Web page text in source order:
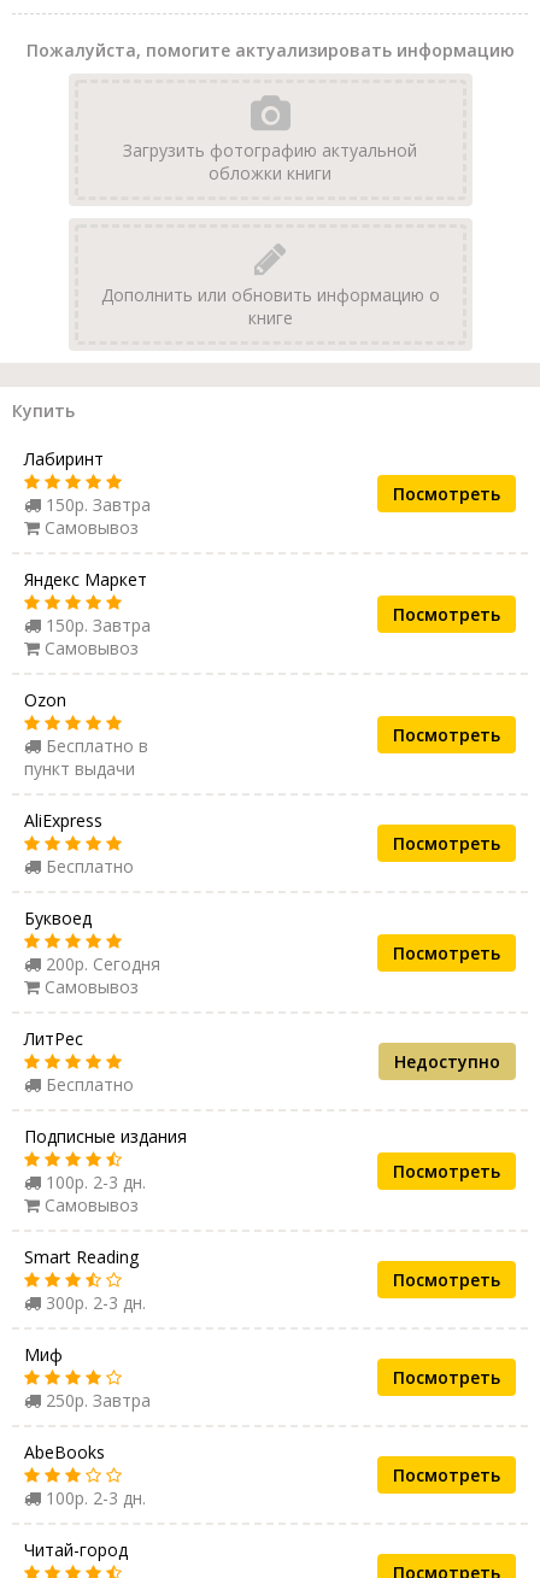
Пожалуйста, помогите актуализировать информацию
Загрузить фотографию актуальной
обложки книги
Дополнить или обновить информацию о
книге
Купить
Лабиринт
150р. Завтра
Самовывоз
Посмотреть
Яндекс Маркет
150р. Завтра
Самовывоз
Посмотреть
Ozon
Бесплатно в
пункт выдачи
Посмотреть
AliExpress
Бесплатно
Посмотреть
Буквоед
200р. Сегодня
Самовывоз
Посмотреть
ЛитРес
Бесплатно
Недоступно
Подписные издания
100р. 2-3 дн.
Самовывоз
Посмотреть
Smart Reading
300р. 2-3 дн.
Посмотреть
Миф
250р. Завтра
Посмотреть
AbeBooks
100р. 2-3 дн.
Посмотреть
Читай-город
Посмотреть